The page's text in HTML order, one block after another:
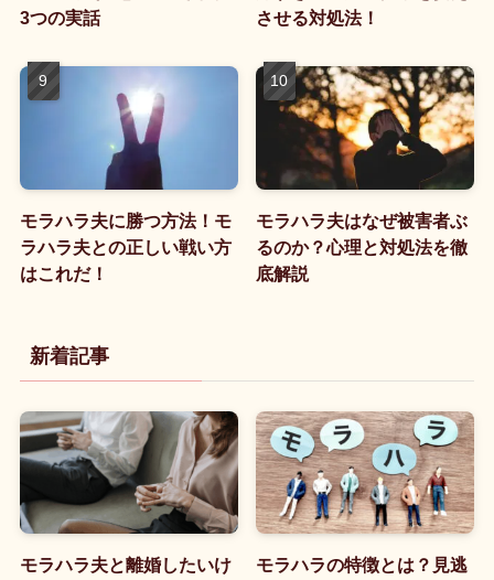
3つの実話
させる対処法！
モラハラ夫に勝つ方法！モ
ラハラ夫との正しい戦い方
はこれだ！
モラハラ夫はなぜ被害者ぶ
るのか？心理と対処法を徹
底解説
新着記事
モラハラ夫と離婚したいけ
モラハラの特徴とは？見逃